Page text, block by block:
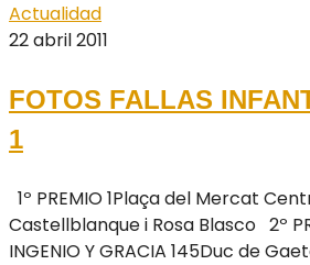
Actualidad
22 abril 2011
FOTOS FALLAS
1
1º PREMIO 1Plaça del Mercat
Castellblanque i Rosa Blasco 2º
INGENIO Y GRACIA 145Duc de